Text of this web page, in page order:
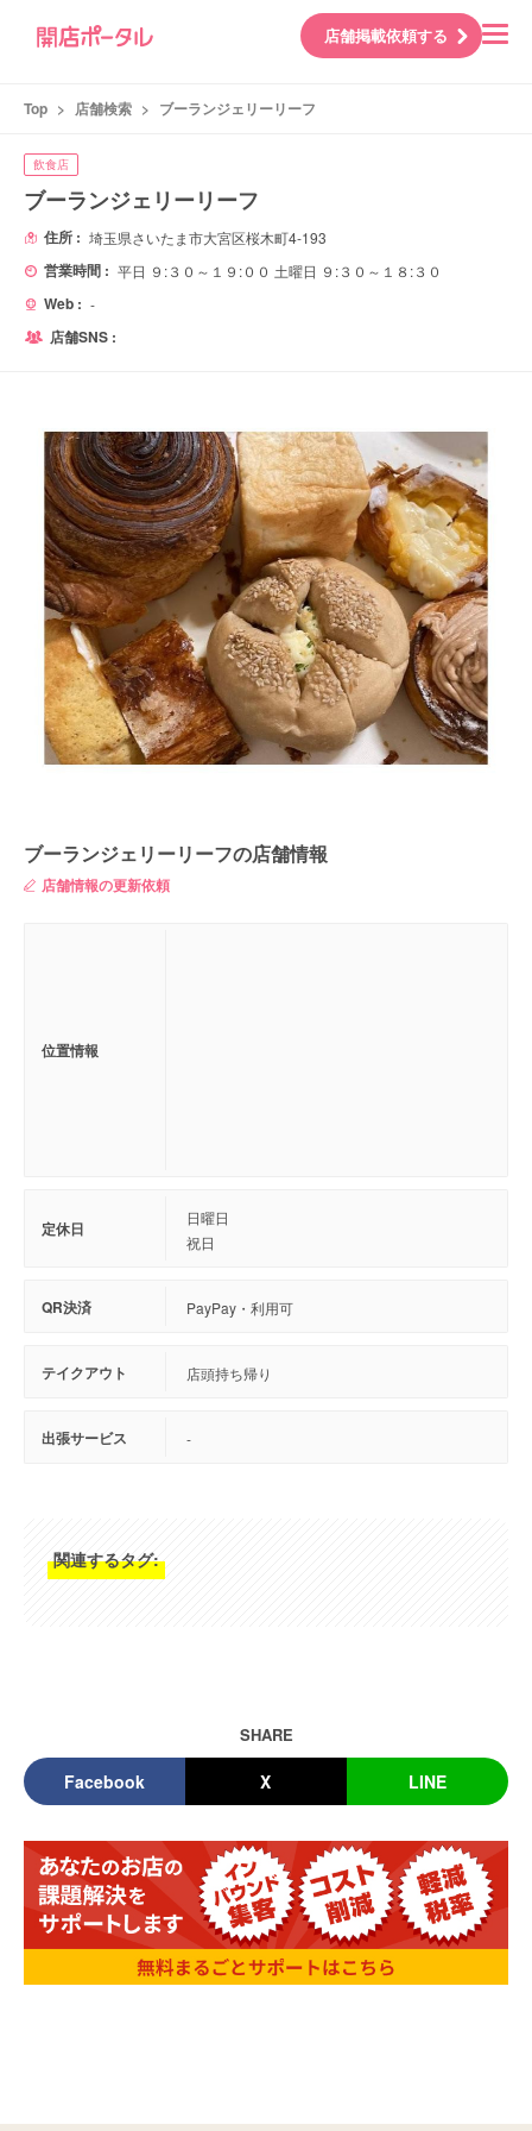
店舗掲載依頼する
Top > 店舗検索 > ブーランジェリーリーフ
飲食店
ブーランジェリーリーフ
住所 : 埼玉県さいたま市大宮区桜木町4-193
営業時間 : 平日 ９:３０～１９:００ 土曜日 ９:３０～１８:３０
Web : -
店舗SNS :
ブーランジェリーリーフの店舗情報
店舗情報の更新依頼
位置情報
定休日
日曜日
祝日
QR決済 PayPay・利用可
テイクアウト 店頭持ち帰り
出張サービス -
関連するタグ:
SHARE
Facebook X LINE